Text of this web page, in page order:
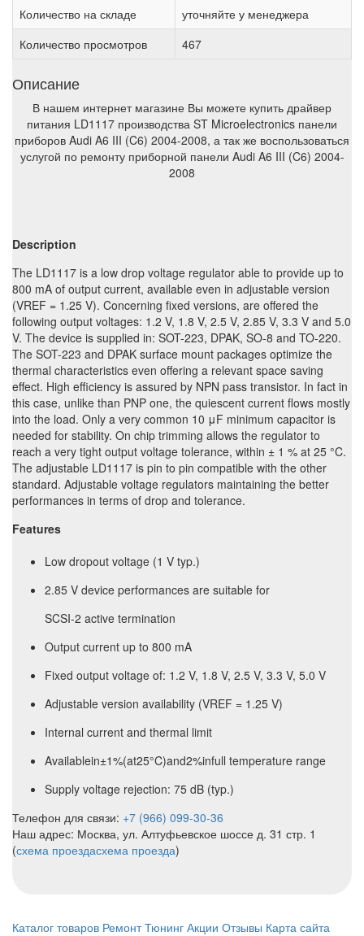
Количество на складе
уточняйте у менеджера
Количество просмотров
467
Описание
В нашем интернет магазине Вы можете купить драйвер
питания LD1117 производства ST Microelectronics панели
приборов Audi A6 III (C6) 2004-2008, а так же воспользоваться
услугой по ремонту приборной панели Audi A6 III (C6) 2004-
2008
Description
The LD1117 is a low drop voltage regulator able to provide up to
800 mA of output current, available even in adjustable version
(VREF = 1.25 V). Concerning fixed versions, are offered the
following output voltages: 1.2 V, 1.8 V, 2.5 V, 2.85 V, 3.3 V and 5.0
V. The device is supplied in: SOT-223, DPAK, SO-8 and TO-220.
The SOT-223 and DPAK surface mount packages optimize the
thermal characteristics even offering a relevant space saving
effect. High efficiency is assured by NPN pass transistor. In fact in
this case, unlike than PNP one, the quiescent current flows mostly
into the load. Only a very common 10 μF minimum capacitor is
needed for stability. On chip trimming allows the regulator to
reach a very tight output voltage tolerance, within ± 1 % at 25 °C.
The adjustable LD1117 is pin to pin compatible with the other
standard. Adjustable voltage regulators maintaining the better
performances in terms of drop and tolerance.
Features
Low dropout voltage (1 V typ.)
2.85 V device performances are suitable for
SCSI-2 active termination
Output current up to 800 mA
Fixed output voltage of: 1.2 V, 1.8 V, 2.5 V, 3.3 V, 5.0 V
Adjustable version availability (VREF = 1.25 V)
Internal current and thermal limit
Availablein±1%(at25°C)and2%infull temperature range
Supply voltage rejection: 75 dB (typ.)
Телефон для связи: +7 (966) 099-30-36
Наш адрес: Москва, ул. Алтуфьевское шоссе д. 31 стр. 1
(схема проездасхема проезда)
Каталог товаров Ремонт Тюнинг Акции Отзывы Карта сайта